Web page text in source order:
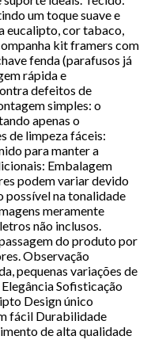
um toque suave e
eucalipto, cor tabaco,
kit framers com
fenda (parafusos já
rápida e
defeitos de
simples: o
apenas o
de limpeza fáceis:
para manter a
Embalagem
podem variar devido
possível na tonalidade
meramente
não inclusos.
do produto por
Observação
pequenas variações de
Sofisticação
Design único
fácil Durabilidade
de alta qualidade